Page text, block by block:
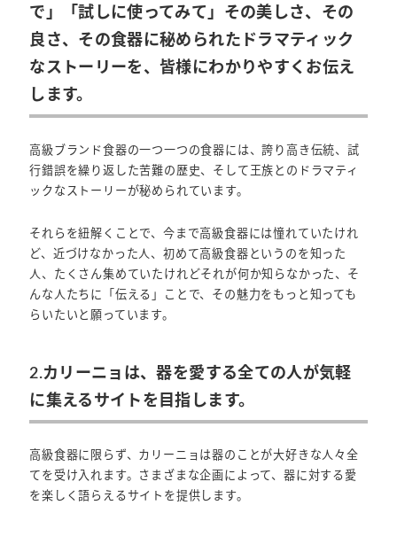
で」「試しに使ってみて」その美しさ、その
良さ、その食器に秘められたドラマティック
なストーリーを、皆様にわかりやすくお伝え
します。
高級ブランド食器の一つ一つの食器には、誇り高き伝統、試
行錯誤を繰り返した苦難の歴史、そして王族とのドラマティ
ックなストーリーが秘められています。
それらを紐解くことで、今まで高級食器には憧れていたけれ
ど、近づけなかった人、初めて高級食器というのを知った
人、たくさん集めていたけれどそれが何か知らなかった、そ
んな人たちに「伝える」ことで、その魅力をもっと知っても
らいたいと願っています。
2.カリーニョは、器を愛する全ての人が気軽
に集えるサイトを目指します。
高級食器に限らず、カリーニョは器のことが大好きな人々全
てを受け入れます。さまざまな企画によって、器に対する愛
を楽しく語らえるサイトを提供します。